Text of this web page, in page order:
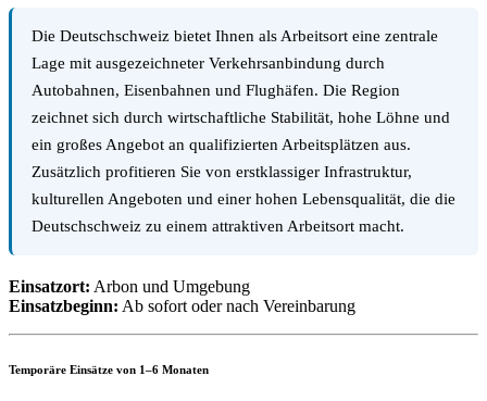
Die Deutschschweiz bietet Ihnen als Arbeitsort eine zentrale
Lage mit ausgezeichneter Verkehrsanbindung durch
Autobahnen, Eisenbahnen und Flughäfen. Die Region
zeichnet sich durch wirtschaftliche Stabilität, hohe Löhne und
ein großes Angebot an qualifizierten Arbeitsplätzen aus.
Zusätzlich profitieren Sie von erstklassiger Infrastruktur,
kulturellen Angeboten und einer hohen Lebensqualität, die die
Deutschschweiz zu einem attraktiven Arbeitsort macht.
Einsatzort: Arbon und Umgebung
Einsatzbeginn: Ab sofort oder nach Vereinbarung
Temporäre Einsätze von 1–6 Monaten